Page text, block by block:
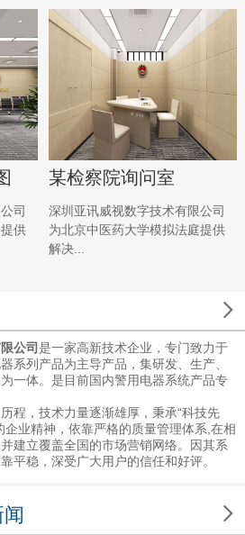
司
供
某检察院询问室
深圳亚讯威视数字技术有限公司
为北京中医药大学模拟法庭提供
解决...

公司是一家高新技术企业，专门致力于
系列产品为主导产品，集研发、生产、
一体。是目前国内警用电器系统产品专
，技术力量逐渐雄厚，秉承“科技先
企业精神，依靠严格的质量管理体系,在相
建立覆盖全国的市场营销网络。因其系
平稳，深受广大用户的信任和好评。
